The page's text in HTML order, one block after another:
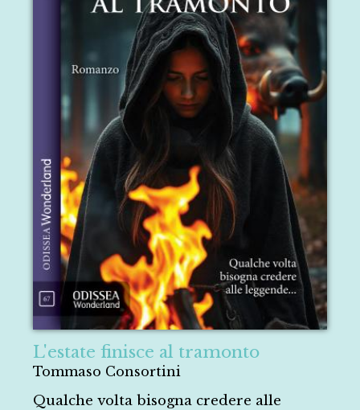
L'estate finisce al tramonto
Tommaso Consortini
Qualche volta bisogna credere alle